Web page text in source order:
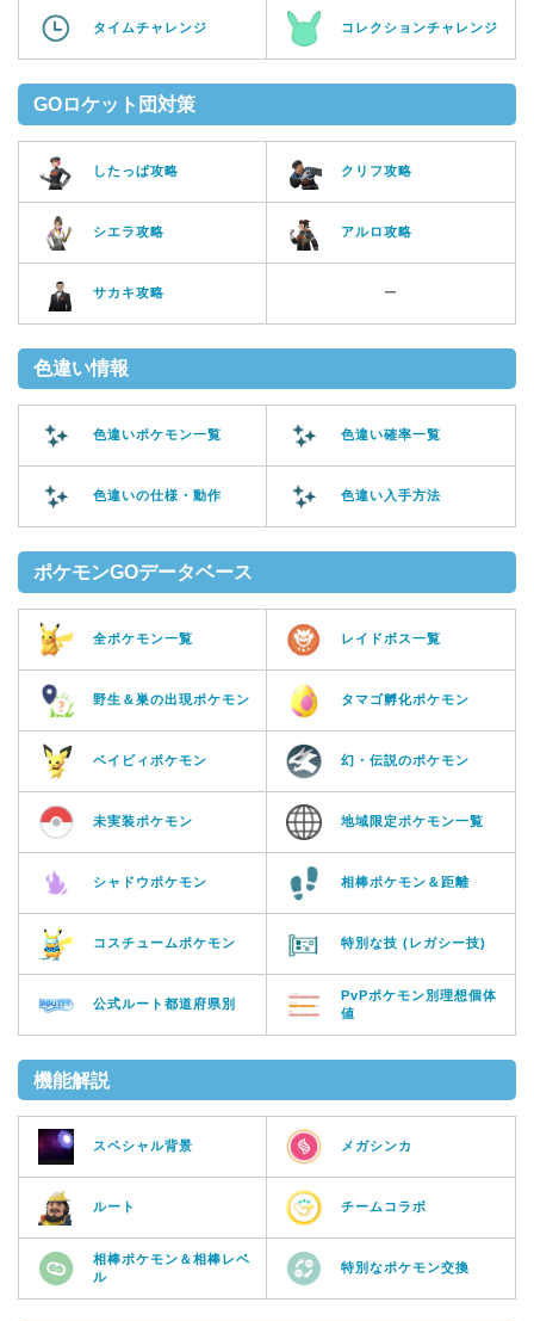
タイムチャレンジ コレクションチャレンジ
GOロケット団対策
したっぱ攻略 クリフ攻略
シエラ攻略 アルロ攻略
サカキ攻略 ー
色違い情報
色違いポケモン一覧 色違い確率一覧
色違いの仕様・動作 色違い入手方法
ポケモンGOデータベース
全ポケモン一覧 レイドボス一覧
野生＆巣の出現ポケモン タマゴ孵化ポケモン
ベイビィポケモン 幻・伝説のポケモン
未実装ポケモン 地域限定ポケモン一覧
シャドウポケモン 相棒ポケモン＆距離
コスチュームポケモン 特別な技 (レガシー技)
公式ルート都道府県別
PvPポケモン別理想個体
値
機能解説
スペシャル背景 メガシンカ
ルート チームコラボ
相棒ポケモン＆相棒レベ
ル
特別なポケモン交換